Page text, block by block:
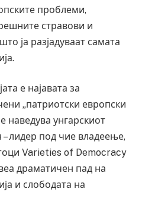
проблеми,
стравови и
ја разјадуваат самата
е најавата за
„патриотски европски
наведува унгарскиот
лидер под чие владеење,
Varieties of Democracy
драматичен пад на
и слободата на